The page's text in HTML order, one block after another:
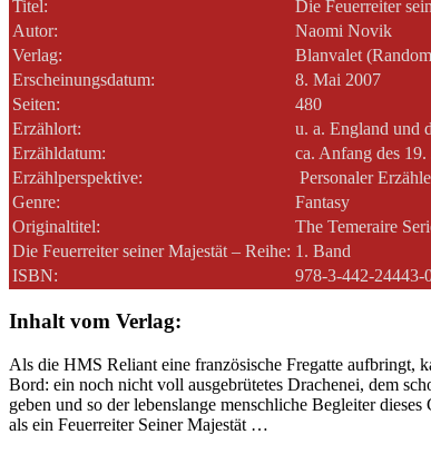
Titel:
Die Feuerreiter
Autor:
Naomi Novik
Verlag:
Blanvalet
Erscheinungsdatum:
8. Mai 2007
Seiten:
480
Erzählort:
u. a. England und
Erzähldatum:
ca. Anfang des 19.
Erzählperspektive:
Personaler
Genre:
Fantasy
Originaltitel:
The Temeraire
Die Feuerreiter seiner Majestät – Reihe: 1. Band
ISBN:
978-3-442-24443-
Inhalt vom Verlag:
Als die HMS Reliant eine französische Fregatte aufbringt,
Bord: ein noch nicht voll ausgebrütetes Drachenei, dem
geben und so der lebenslange menschliche Begleiter
als ein Feuerreiter Seiner Majestät …